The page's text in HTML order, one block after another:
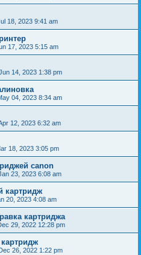
18, 2023 9:41 am
17, 2023 5:15 am
14, 2023 1:38 pm
04, 2023 8:34 am
12, 2023 6:32 am
18, 2023 3:05 pm
canon
23, 2023 6:08 am
картридж
20, 2023 4:08 am
картриджа
29, 2022 12:28 pm
26, 2022 1:22 pm